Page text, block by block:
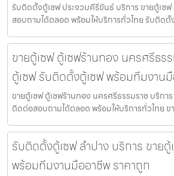
รับติดตั้งตู้เซฟ ประจวบคีรีขันธ์ บริการ ขายตู้เซ
สอบถามได้ตลอด พร้อมให้บริการทั่วไทย รับติดตั้
ขายตู้เซฟ ตู้เซฟร้านทอง นครศรีธร
ตู้เซฟ รับติดตั้งตู้เซฟ พร้อมทีมงาน
ขายตู้เซฟ ตู้เซฟร้านทอง นครศรีธรรมราช บริกา
ติดต่อสอบถามได้ตลอด พร้อมให้บริการทั่วไทย ข
รับติดตั้งตู้เซฟ ลำปาง บริการ ขาย
พร้อมทีมงานมืออาชีพ ราคาถูก